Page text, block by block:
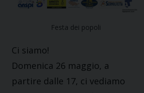
Festa dei popoli
Ci siamo!
Domenica 26 maggio, a
partire dalle 17, ci vediamo